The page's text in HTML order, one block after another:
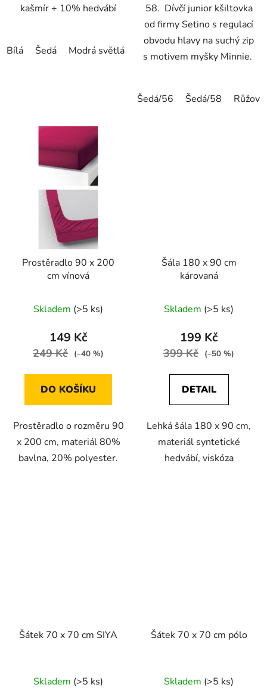
kašmír + 10% hedvábí
Bílá Šedá Modrá světlá Červená Oranžová Růžová
58. Dívčí junior kšiltovka
od firmy Setino s regulací
obvodu hlavy na suchý zip
s motivem myšky Minnie.
Šedá/56 Šedá/58
Prostěradlo 90 x 200
cm vínová
Skladem (>5 ks)
149 Kč
249 Kč (–40 %)
DO KOŠÍKU
Prostěradlo o rozměru 90
x 200 cm, materiál 80%
bavlna, 20% polyester.
Šála 180 x 90 cm
károvaná
Skladem (>5 ks)
199 Kč
399 Kč (–50 %)
DETAIL
Lehká šála 180 x 90 cm,
materiál syntetické
hedvábí, viskóza
Šátek 70 x 70 cm SIYA
Skladem (>5 ks)
Šátek 70 x 70 cm pólo
Skladem (>5 ks)